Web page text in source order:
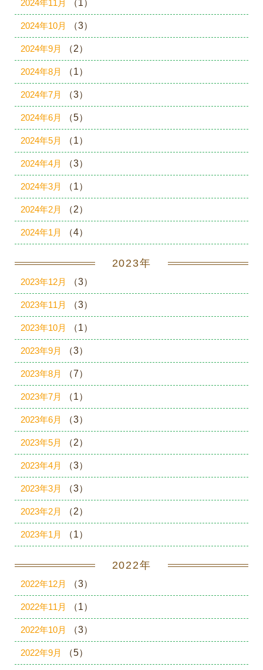
2024年11月 （1）
2024年10月 （3）
2024年9月 （2）
2024年8月 （1）
2024年7月 （3）
2024年6月 （5）
2024年5月 （1）
2024年4月 （3）
2024年3月 （1）
2024年2月 （2）
2024年1月 （4）
2023年
2023年12月 （3）
2023年11月 （3）
2023年10月 （1）
2023年9月 （3）
2023年8月 （7）
2023年7月 （1）
2023年6月 （3）
2023年5月 （2）
2023年4月 （3）
2023年3月 （3）
2023年2月 （2）
2023年1月 （1）
2022年
2022年12月 （3）
2022年11月 （1）
2022年10月 （3）
2022年9月 （5）